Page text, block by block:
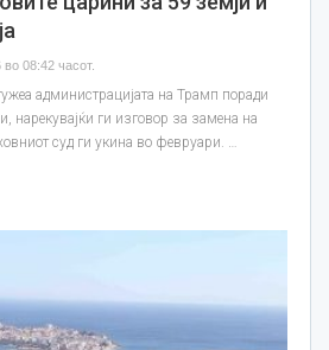
во 08:42 часот.
администрацијата на Трамп поради
нарекувајќи ги изговор за замена на
суд ги укина во февруари. …